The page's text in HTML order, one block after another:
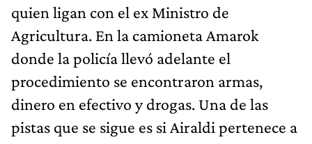
quien ligan con el ex Ministro de
Agricultura. En la camioneta Amarok
donde la policía llevó adelante el
procedimiento se encontraron armas,
dinero en efectivo y drogas. Una de las
pistas que se sigue es si Airaldi pertenece a